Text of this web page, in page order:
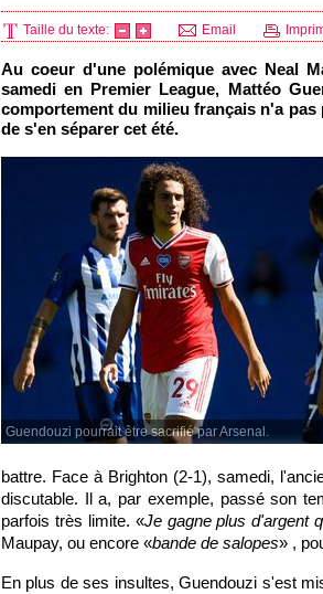
Taille du texte: Email
Au coeur d'une polémique avec Neal
samedi en Premier League, Mattéo
comportement du milieu français n'a
de s'en séparer cet été.
Guendouzi pourrait être sacrifié par Arsenal.
battre. Face à Brighton (2-1), samedi,
discutable. Il a, par exemple, passé son
parfois très limite. «Je gagne plus d'argent
Maupay, ou encore «bande de salopes» ,
En plus de ses insultes, Guendouzi s'est